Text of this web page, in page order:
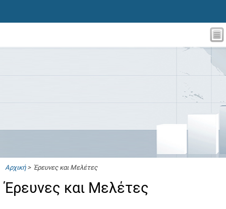
Αρχική> Έρευνες και Μελέτες
Έρευνες και Μελέτες